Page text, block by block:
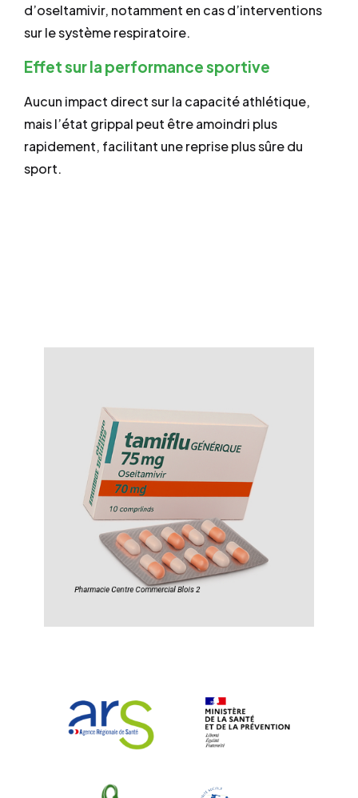
d’oseltamivir, notamment en cas d’interventions
sur le système respiratoire.
Effet sur la performance sportive
Aucun impact direct sur la capacité athlétique,
mais l’état grippal peut être amoindri plus
rapidement, facilitant une reprise plus sûre du
sport.